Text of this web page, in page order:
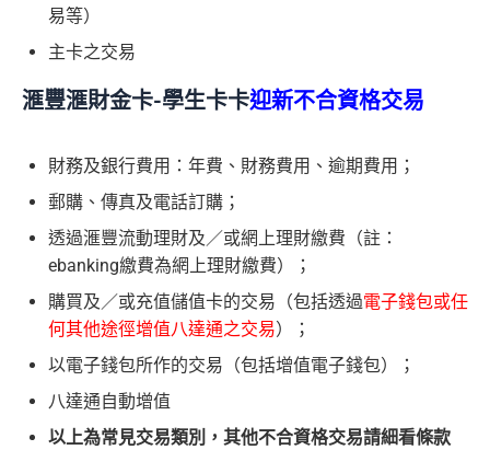
易等）
主卡之交易
滙豐滙財金卡-學生卡卡迎新不合資格交易
財務及銀行費用：年費、財務費用、逾期費用；
郵購、傳真及電話訂購；
透過滙豐流動理財及／或網上理財繳費（註：
ebanking繳費為網上理財繳費）；
購買及／或充值儲值卡的交易（包括透過電子錢包或任
何其他途徑增值八達通之交易）；
以電子錢包所作的交易（包括增值電子錢包）；
八達通自動增值
以上為常見交易類別，其他不合資格交易請細看條款